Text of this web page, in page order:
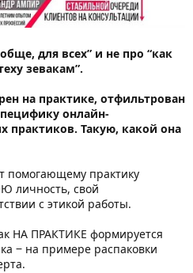
для всех” и не про “как
зевакам”.
на практике, отфильтрован
онлайн-
Такую, какой она
помогающему практику
личность, свой
с этикой работы.
НА ПРАКТИКЕ формируется
‒ на примере распаковки